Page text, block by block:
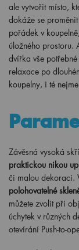
ale vytvořit místo,
dokáže se
pořádek v
úložného prostoru.
dvířka vše
relaxace po
koupelny, i té
Závěsná vysoká
praktickou nikou
či malou dekoraci.
polohovatelné
můžete zvolit při
úchytek v různých
otevírání Push-to-